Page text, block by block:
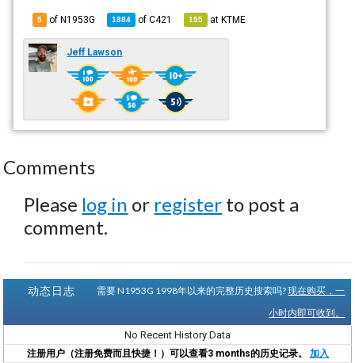
5 of N1953G 1884 ofC421 155 atKTME
Jeff Lawson
Comments
Please log in or register to post a
comment.
动态日志 需要 N1953G 1998年以来的完整历史搜索吗?现在购买，一
小时内即可收到。
No Recent History Data
注册用户（注册免费而且快捷！）可以查看3 months的历史记录。 加入